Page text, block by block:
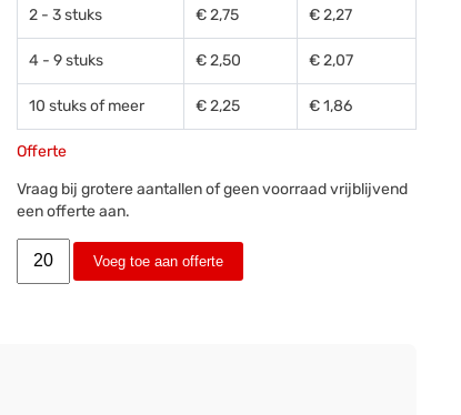
2 - 3 stuks € 2,75 € 2,27
4 - 9 stuks € 2,50 € 2,07
10 stuks of meer € 2,25 € 1,86
Offerte
Vraag bij grotere aantallen of geen voorraad vrijblijvend
een offerte aan.
Voeg toe aan offerte